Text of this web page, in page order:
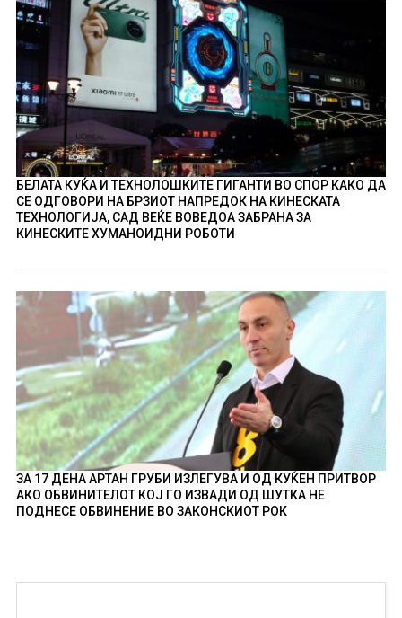
БЕЛАТА КУЌА И ТЕХНОЛОШКИТЕ ГИГАНТИ ВО СПОР КАКО ДА
СЕ ОДГОВОРИ НА БРЗИОТ НАПРЕДОК НА КИНЕСКАТА
ТЕХНОЛОГИЈА, САД ВЕЌЕ ВОВЕДОА ЗАБРАНА ЗА
КИНЕСКИТЕ ХУМАНОИДНИ РОБОТИ
ЗА 17 ДЕНА АРТАН ГРУБИ ИЗЛЕГУВА И ОД КУЌЕН ПРИТВОР
АКО ОБВИНИТЕЛОТ КОЈ ГО ИЗВАДИ ОД ШУТКА НЕ
ПОДНЕСЕ ОБВИНЕНИЕ ВО ЗАКОНСКИОТ РОК